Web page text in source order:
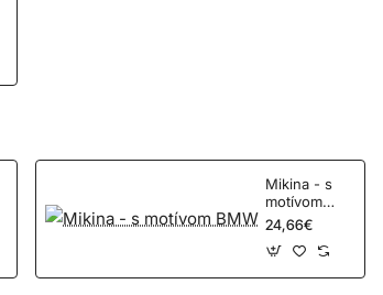
Mikina - s
motívom
BMW
24,66€